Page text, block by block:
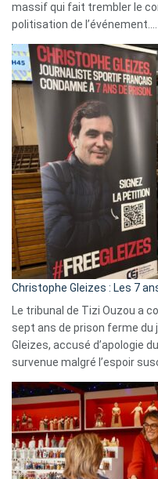
massif qui fait trembler le
politisation de l’événement.…
Christophe Gleizes : Les 7
Le tribunal de Tizi Ouzou a
sept ans de prison ferme
Gleizes, accusé d’apologie
survenue malgré l’espoir